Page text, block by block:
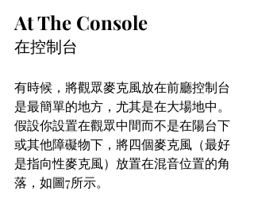
At The Console
在控制台
有時候，將觀眾麥克風放在前廳控制台
是最簡單的地方，尤其是在大場地中。
假設你設置在觀眾中間而不是在陽台下
或其他障礙物下，將四個麥克風（最好
是指向性麥克風）放置在混音位置的角
落，如圖7所示。